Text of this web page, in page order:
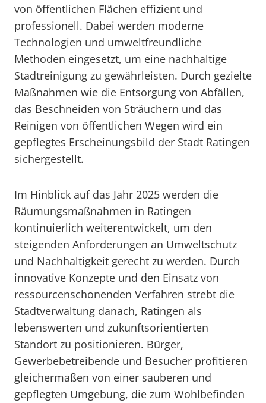
von öffentlichen Flächen effizient und
professionell. Dabei werden moderne
Technologien und umweltfreundliche
Methoden eingesetzt, um eine nachhaltige
Stadtreinigung zu gewährleisten. Durch gezielte
Maßnahmen wie die Entsorgung von Abfällen,
das Beschneiden von Sträuchern und das
Reinigen von öffentlichen Wegen wird ein
gepflegtes Erscheinungsbild der Stadt Ratingen
sichergestellt.
Im Hinblick auf das Jahr 2025 werden die
Räumungsmaßnahmen in Ratingen
kontinuierlich weiterentwickelt, um den
steigenden Anforderungen an Umweltschutz
und Nachhaltigkeit gerecht zu werden. Durch
innovative Konzepte und den Einsatz von
ressourcenschonenden Verfahren strebt die
Stadtverwaltung danach, Ratingen als
lebenswerten und zukunftsorientierten
Standort zu positionieren. Bürger,
Gewerbebetreibende und Besucher profitieren
gleichermaßen von einer sauberen und
gepflegten Umgebung, die zum Wohlbefinden